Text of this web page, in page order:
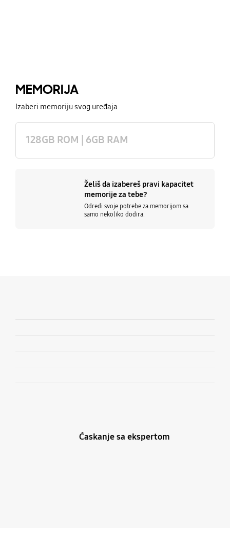
MEMORIJA
Izaberi memoriju svog uređaja
128GB ROM | 6GB RAM
Želiš da izabereš pravi kapacitet
memorije za tebe?
Odredi svoje potrebe za memorijom sa
samo nekoliko dodira.
Ćaskanje sa ekspertom